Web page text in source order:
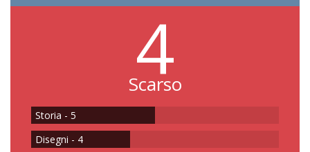
4
Scarso
Storia - 5
Disegni - 4